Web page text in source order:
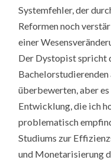
Systemfehler, der
Reformen noch
einer
Der Dystopist spricht
überbewerten, aber
Entwicklung, die ich
problematisch
Studiums zur
und Monetarisierung